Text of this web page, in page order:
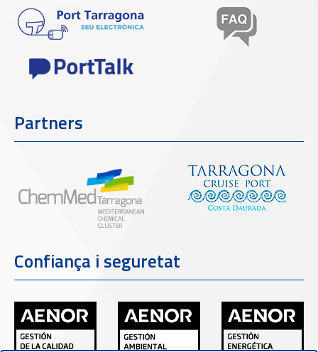
Partners
Confiança i seguretat